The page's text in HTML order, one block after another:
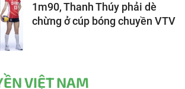
1m90, Thanh Thúy phải dè
chừng ở cúp bóng chuyền VTV
VIỆT NAM